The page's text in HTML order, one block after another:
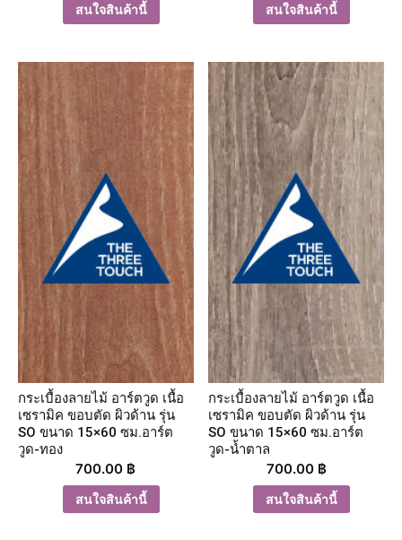
สนใจสินค้านี้ สนใจสินค้านี้
กระเบื้องลายไม้ อาร์ตวูด เนื้อ
เซรามิค ขอบตัด ผิวด้าน รุ่น
SO ขนาด 15×60 ซม.อาร์ต
วูด-ทอง
700.00 ฿
สนใจสินค้านี้
กระเบื้องลายไม้ อาร์ตวูด เนื้อ
เซรามิค ขอบตัด ผิวด้าน รุ่น
SO ขนาด 15×60 ซม.อาร์ต
วูด-น้ำตาล
700.00 ฿
สนใจสินค้านี้